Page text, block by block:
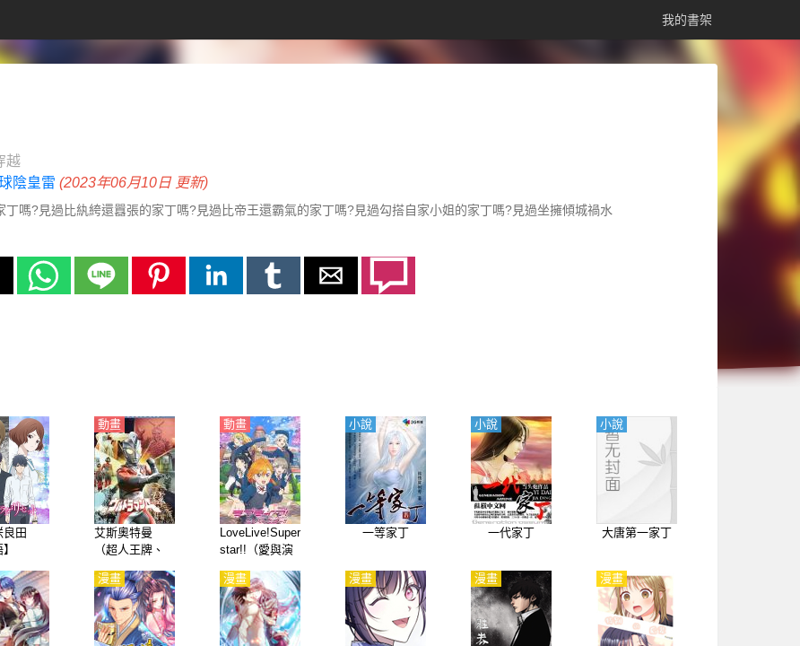
我的書架
越
陰皇雷 (2023年06月10日 更新)
丁嗎?見過比紈絝還囂張的家丁嗎?見過比帝王還霸氣的家丁嗎?見過勾搭自家小姐的家丁嗎?見過坐擁傾城禍水
良田
艾斯奧特曼
（超人王牌、
斯）【日語】
動畫
LoveLive!Super
star!!（愛與演
星！！）第1季
【日語】
動畫
一等家丁
小說
一代家丁
小說
大唐第一家丁
小說
漫畫 漫畫 漫畫 漫畫 漫畫